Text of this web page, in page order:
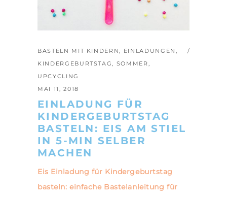
BASTELN MIT KINDERN, EINLADUNGEN ,
KINDERGEBURTSTAG, SOMMER,
UPCYCLING
MAI 11, 2018
EINLADUNG FÜR
KINDERGEBURTSTAG
BASTELN: EIS AM STIEL
IN 5-MIN SELBER
MACHEN
Eis Einladung für Kindergeburtstag
basteln: einfache Bastelanleitung für